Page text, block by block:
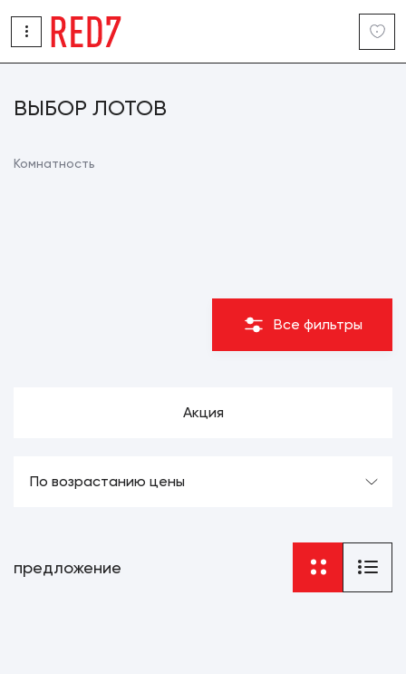
ВЫБОР ЛОТОВ
Комнатность
Все фильтры
предложение
Акция
По возрастанию цены